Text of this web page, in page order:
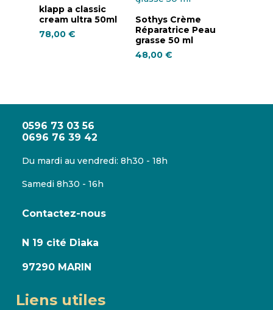
Ajouter Au
Panier
klapp a classic
cream ultra 50ml
78,00 €
Ajouter Au
Panier
Sothys Crème
Réparatrice Peau
grasse 50 ml
48,00 €
0596 73 03 56
0696 76 39 42
Du mardi au vendredi: 8h30 - 18h
Samedi 8h30 - 16h
Contactez-nous
N 19 cité Diaka
97290 MARIN
Liens utiles